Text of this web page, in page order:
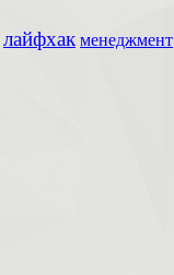
лайфхак менеджмент